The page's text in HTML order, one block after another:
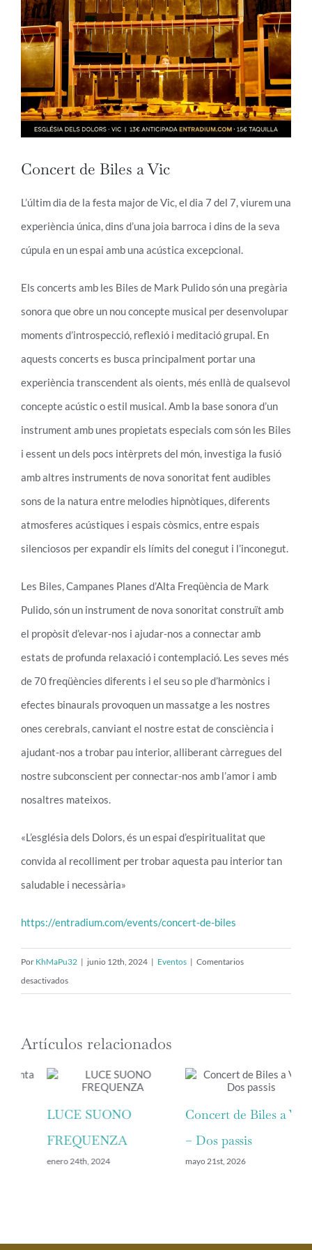
Concert de Biles a Vic
L’últim dia de la festa major de Vic, el dia 7 del 7, viurem una
experiència única, dins d’una joia barroca i dins de la seva
cúpula en un espai amb una acústica excepcional.
Els concerts amb les Biles de Mark Pulido són una pregària
sonora que obre un nou concepte musical per desenvolupar
moments d’introspecció, reflexió i meditació grupal. En
aquests concerts es busca principalment portar una
experiència transcendent als oients, més enllà de qualsevol
concepte acústic o estil musical. Amb la base sonora d’un
instrument amb unes propietats especials com són les Biles
i essent un dels pocs intèrprets del món, investiga la fusió
amb altres instruments de nova sonoritat fent audibles
sons de la natura entre melodies hipnòtiques, diferents
atmosferes acústiques i espais còsmics, entre espais
silenciosos per expandir els límits del conegut i l’inconegut.
Les Biles, Campanes Planes d’Alta Freqüència de Mark
Pulido, són un instrument de nova sonoritat construït amb
el propòsit d’elevar-nos i ajudar-nos a connectar amb
estats de profunda relaxació i contemplació. Les seves més
de 70 freqüències diferents i el seu so ple d’harmònics i
efectes binaurals provoquen un massatge a les nostres
ones cerebrals, canviant el nostre estat de consciència i
ajudant-nos a trobar pau interior, alliberant càrregues del
nostre subconscient per connectar-nos amb l’amor i amb
nosaltres mateixos.
«L’església dels Dolors, és un espai d’espiritualitat que
convida al recolliment per trobar aquesta pau interior tan
saludable i necessària»
https://entradium.com/events/concert-de-biles
Por KhMaPu32 | junio 12th, 2024 | Eventos | Comentarios
desactivadosen
Artículos relacionados
LUCE SUONO
FREQUENZA
enero 24th, 2024
Concert de Biles a Vic
– Dos passis
mayo 21st, 2026